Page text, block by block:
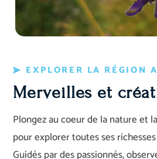
EXPLORER LA RÉGION
Merveilles et
Plongez au coeur de la nature et
pour explorer toutes ses
Guidés par des passionnés,